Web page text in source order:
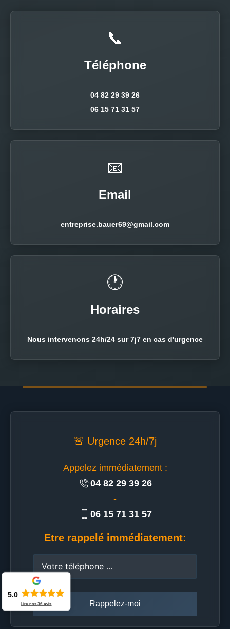
📞
Téléphone
04 82 29 39 26
06 15 71 31 57
📧
Email
entreprise.bauer69@gmail.com
🕐
Horaires
Nous intervenons 24h/24 sur 7j7 en cas d'urgence
🚨 Urgence 24h/7j
Appelez immédiatement :
04 82 29 39 26
-
06 15 71 31 57
Etre rappelé immédiatement:
5.0
Lire nos36 avis